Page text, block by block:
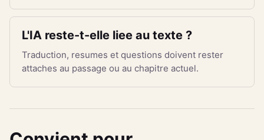
L'IA reste-t-elle liee au texte ?
Traduction, resumes et questions doivent rester
attaches au passage ou au chapitre actuel.